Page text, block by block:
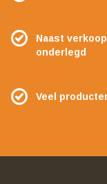
Naast
onderlegd
Veel